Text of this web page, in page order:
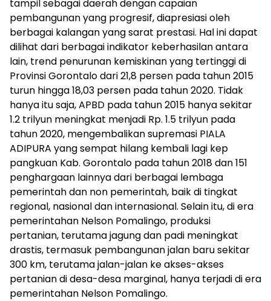
tampil sebagai daerah dengan capaian
pembangunan yang progresif, diapresiasi oleh
berbagai kalangan yang sarat prestasi. Hal ini dapat
dilihat dari berbagai indikator keberhasilan antara
lain, trend penurunan kemiskinan yang tertinggi di
Provinsi Gorontalo dari 21,8 persen pada tahun 2015
turun hingga 18,03 persen pada tahun 2020. Tidak
hanya itu saja, APBD pada tahun 2015 hanya sekitar
1.2 trilyun meningkat menjadi Rp. 1.5 trilyun pada
tahun 2020, mengembalikan supremasi PIALA
ADIPURA yang sempat hilang kembali lagi kep
pangkuan Kab. Gorontalo pada tahun 2018 dan 151
penghargaan lainnya dari berbagai lembaga
pemerintah dan non pemerintah, baik di tingkat
regional, nasional dan internasional. Selain itu, di era
pemerintahan Nelson Pomalingo, produksi
pertanian, terutama jagung dan padi meningkat
drastis, termasuk pembangunan jalan baru sekitar
300 km, terutama jalan-jalan ke akses-akses
pertanian di desa-desa marginal, hanya terjadi di era
pemerintahan Nelson Pomalingo.